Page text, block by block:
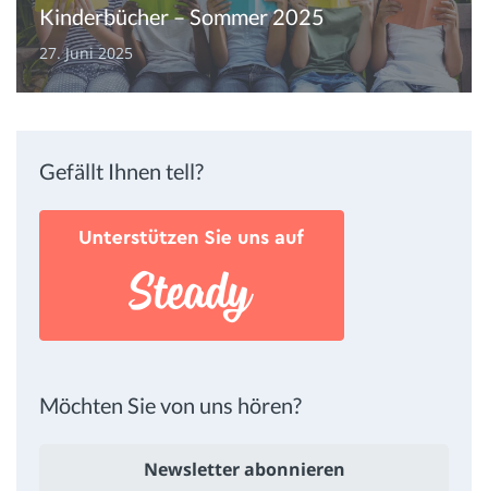
Kinderbücher – Sommer 2025
27. Juni 2025
Gefällt Ihnen tell?
Möchten Sie von uns hören?
Newsletter abonnieren